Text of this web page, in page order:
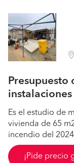
Presupuesto
instalaciones
Es el estudio de
vivienda de 65
incendio del
¡Pide precio